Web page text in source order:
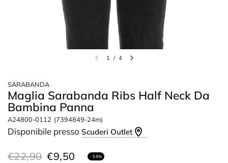
1 / 4
SARABANDA
Maglia Sarabanda Ribs Half Neck Da
Bambina Panna
A24800-0112 (7394849-24m)
Disponibile pressoScuderi Outlet
€22,90 €9,50 - 59%